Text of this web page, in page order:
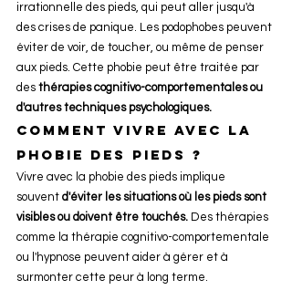
irrationnelle des pieds, qui peut aller jusqu'à
des crises de panique. Les podophobes peuvent
éviter de voir, de toucher, ou même de penser
aux pieds. Cette phobie peut être traitée par
des thérapies cognitivo-comportementales ou
d'autres techniques psychologiques.
Comment vivre avec la
phobie des pieds ?
Vivre avec la phobie des pieds implique
souvent d'éviter les situations où les pieds sont
visibles ou doivent être touchés. Des thérapies
comme la thérapie cognitivo-comportementale
ou l'hypnose peuvent aider à gérer et à
surmonter cette peur à long terme.